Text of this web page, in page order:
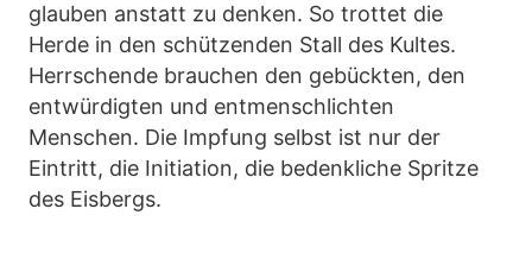
glauben anstatt zu denken. So trottet die
Herde in den schützenden Stall des Kultes.
Herrschende brauchen den gebückten, den
entwürdigten und entmenschlichten
Menschen. Die Impfung selbst ist nur der
Eintritt, die Initiation, die bedenkliche Spritze
des Eisbergs.